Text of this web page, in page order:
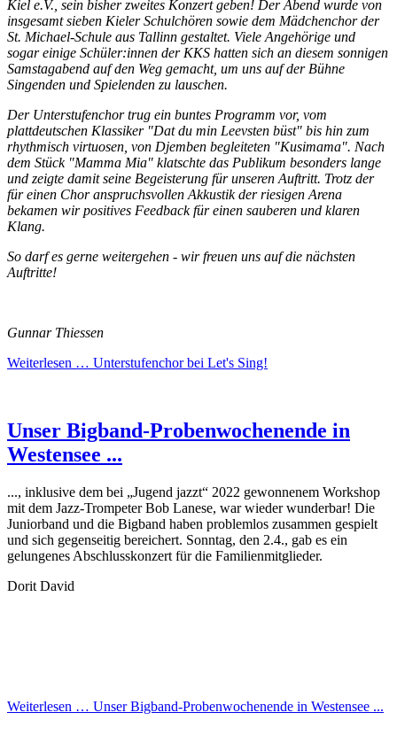
Kiel e.V., sein bisher zweites Konzert geben! Der Abend wurde von
insgesamt sieben Kieler Schulchören sowie dem Mädchenchor der
St. Michael-Schule aus Tallinn gestaltet. Viele Angehörige und
sogar einige Schüler:innen der KKS hatten sich an diesem sonnigen
Samstagabend auf den Weg gemacht, um uns auf der Bühne
Singenden und Spielenden zu lauschen.
Der Unterstufenchor trug ein buntes Programm vor, vom
plattdeutschen Klassiker "Dat du min Leevsten büst" bis hin zum
rhythmisch virtuosen, von Djemben begleiteten "Kusimama". Nach
dem Stück "Mamma Mia" klatschte das Publikum besonders lange
und zeigte damit seine Begeisterung für unseren Auftritt. Trotz der
für einen Chor anspruchsvollen Akkustik der riesigen Arena
bekamen wir positives Feedback für einen sauberen und klaren
Klang.
So darf es gerne weitergehen - wir freuen uns auf die nächsten
Auftritte!
Gunnar Thiessen
Weiterlesen … Unterstufenchor bei Let's Sing!
Unser Bigband-Probenwochenende in
Westensee ...
..., inklusive dem bei „Jugend jazzt“ 2022 gewonnenem Workshop
mit dem Jazz-Trompeter Bob Lanese, war wieder wunderbar! Die
Juniorband und die Bigband haben problemlos zusammen gespielt
und sich gegenseitig bereichert. Sonntag, den 2.4., gab es ein
gelungenes Abschlusskonzert für die Familienmitglieder.
Dorit David
Weiterlesen … Unser Bigband-Probenwochenende in Westensee ...